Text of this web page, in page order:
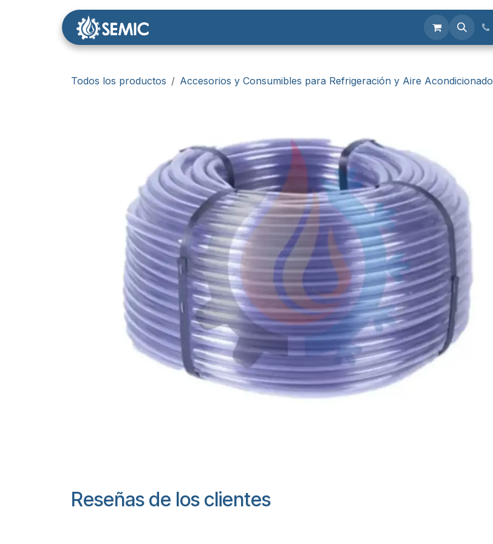
Todos los productos Accesorios y Consumibles para Refrigeración y Aire Acondicionado
Reseñas de los clientes